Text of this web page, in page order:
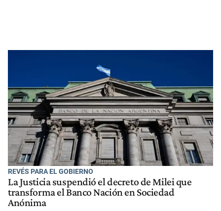
REVÉS PARA EL GOBIERNO
La Justicia suspendió el decreto de Milei que
transforma el Banco Nación en Sociedad
Anónima